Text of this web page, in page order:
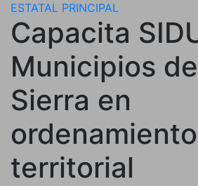
ESTATAL PRINCIPAL
Capacita
Municipios
Sierra en
ordenamiento
territorial